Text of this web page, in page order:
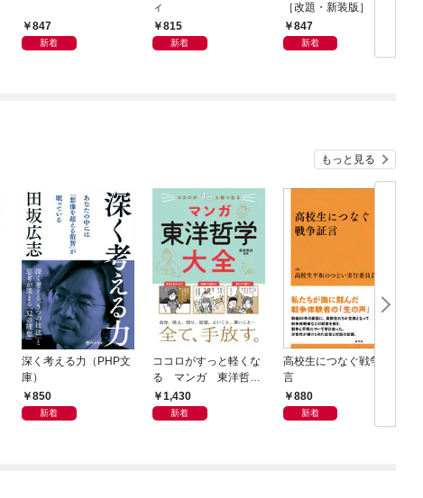
847
新着
ィ
815
新着
［改題・新装版］
847
新着
もっと見る
深く考える力（PHP文
庫）
850
新着
ココロがすっと軽くな
る マンガ 東洋哲学
大全1,430
新着
高校生につなぐ戦争証
言
880
新着